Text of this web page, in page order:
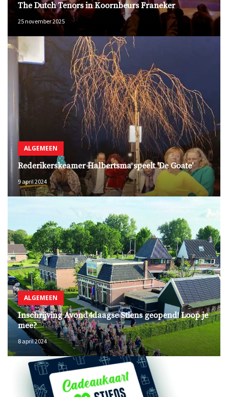
The Dutch Tenors in Koornbeurs Franeker
25 november 2025
ALGEMEEN
Rederikerskeamer Halbertsma speelt 'De Goate'
9 april 2024
ALGEMEEN
Inschrijving Avond4daagse Stiens geopend! Loop je
mee?
8 april 2024